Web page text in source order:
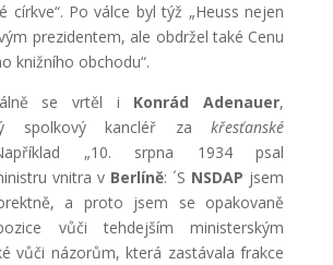
církve“. Po válce byl týž „Heuss nejen
prezidentem, ale obdržel také Cenu
knižního obchodu“.
se vrtěl i Konrád Adenauer,
spolkový kancléř zakřesťanské
„10. srpna 1934 psal
vnitra v Berlíně: ´S NSDAP jsem
a proto jsem se opakovaně
vůči tehdejším ministerským
vůči názorům, která zastávala frakce